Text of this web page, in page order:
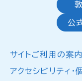
公
サイトご利用の案内
アクセシビリティ・